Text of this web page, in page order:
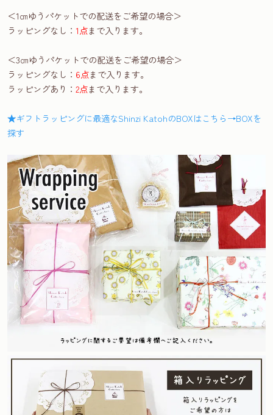
＜1㎝ゆうパケットでの配送をご希望の場合＞
ラッピングなし： 1点まで入ります。
＜3㎝ゆうパケットでの配送をご希望の場合＞
ラッピングなし： 6点まで入ります。
ラッピングあり： 2点まで入ります。
★ギフトラッピングに最適なShinzi KatohのBOXはこちら→BOXを
探す